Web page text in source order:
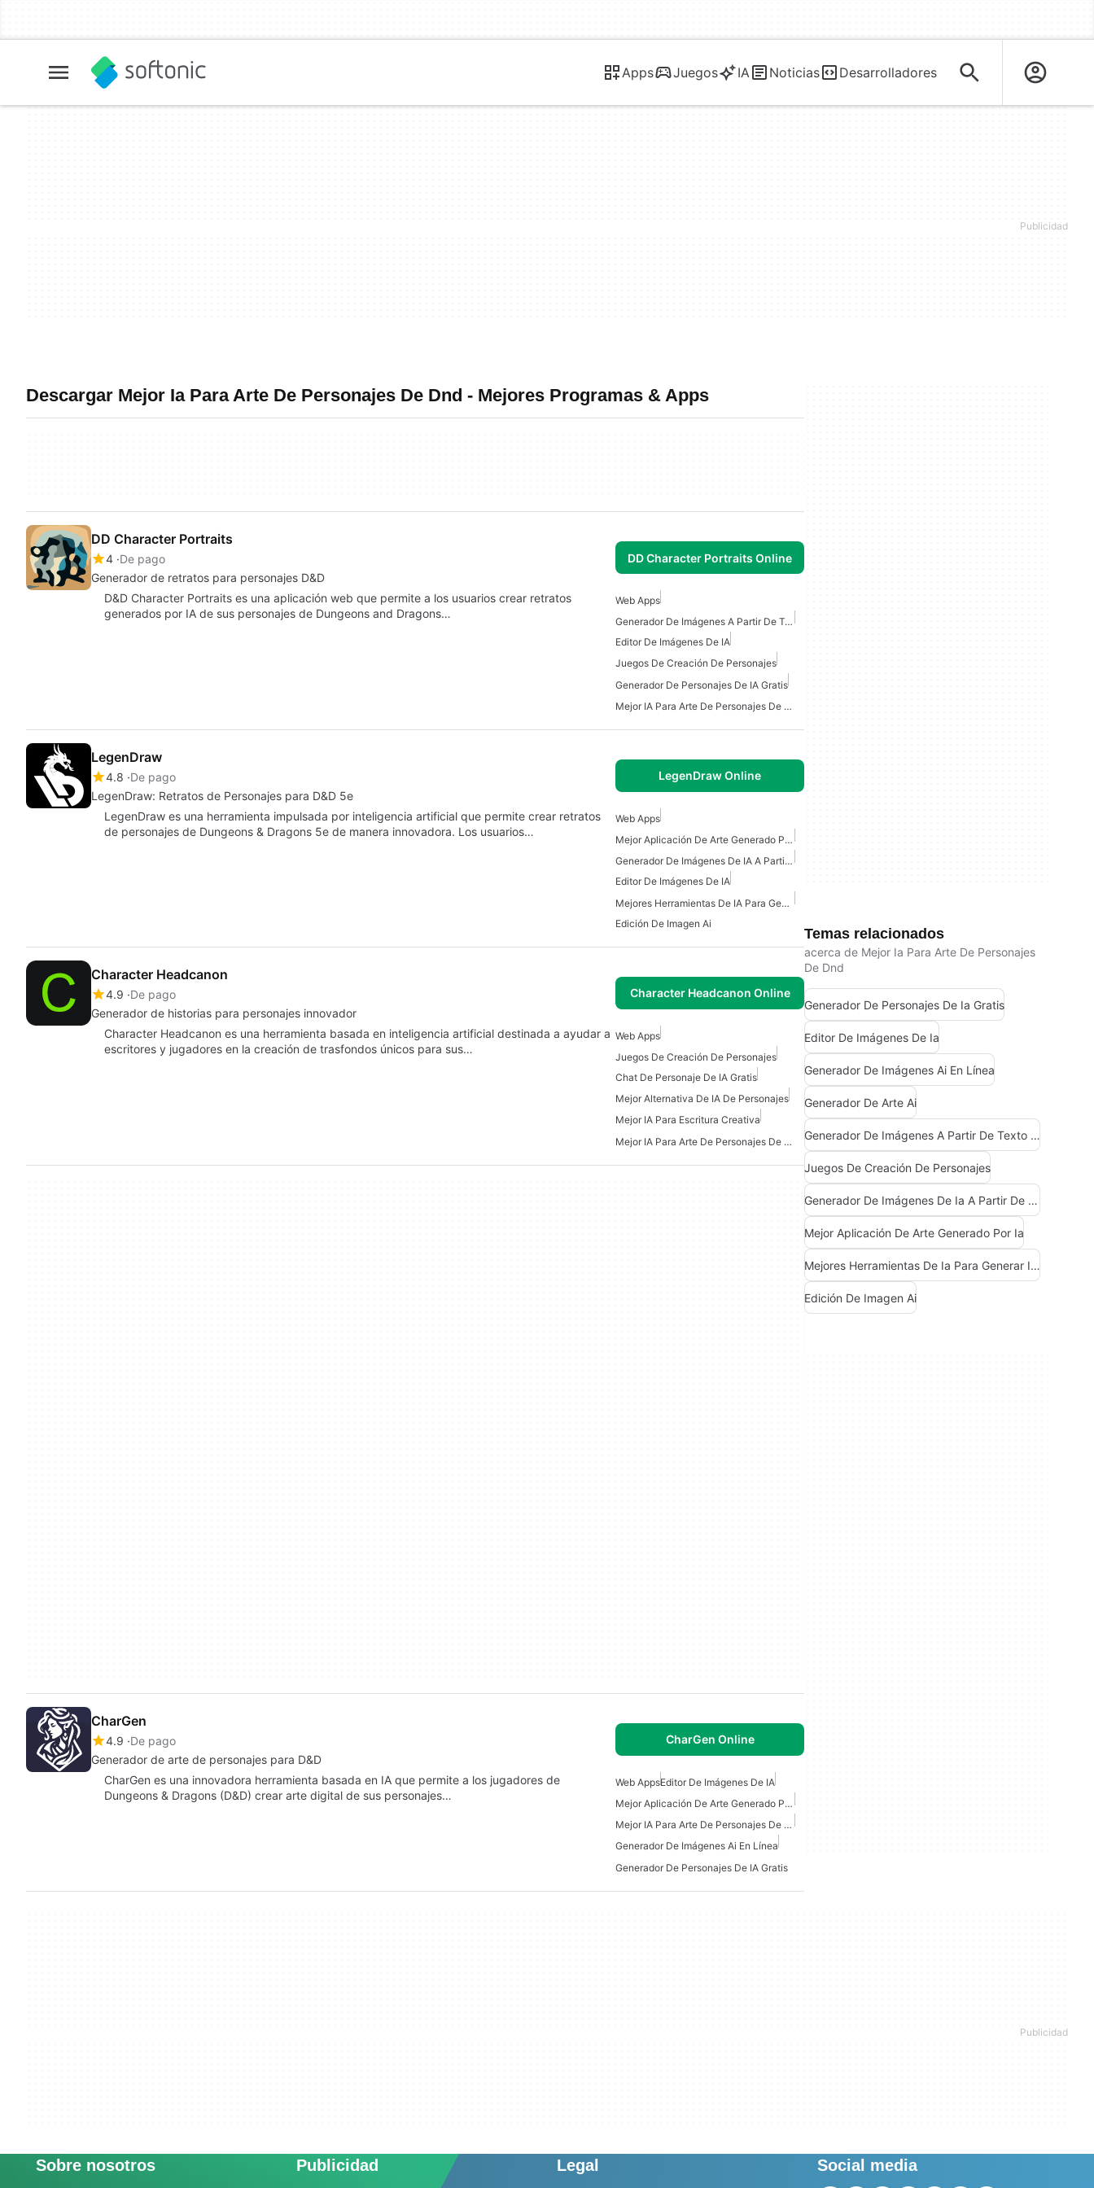
Apps Juegos IA Noticias Desarrolladores
Descargar Mejor Ia Para Arte De Personajes De Dnd - Mejores Programas & Apps
DD Character Portraits
4 De pago
Generador de retratos para personajes D&D
DD Character Portraits Online
D&D Character Portraits es una aplicación web que permite a los usuarios crear retratos
generados por IA de sus personajes de Dungeons and Dragons…
Web Apps
Generador De Imágenes A Partir De Texto De IA
Editor De Imágenes De IA
Juegos De Creación De Personajes
Generador De Personajes De IA Gratis
Mejor IA Para Arte De Personajes De DND
LegenDraw
4.8 De pago
LegenDraw: Retratos de Personajes para D&D 5e
LegenDraw Online
LegenDraw es una herramienta impulsada por inteligencia artificial que permite crear retratos
de personajes de Dungeons & Dragons 5e de manera innovadora. Los usuarios…
Web Apps
Mejor Aplicación De Arte Generado Por IA
Generador De Imágenes De IA A Partir De Texto
Editor De Imágenes De IA
Mejores Herramientas De IA Para Generar Imágenes
Edición De Imagen Ai
Character Headcanon
4.9 De pago
Generador de historias para personajes innovador
Character Headcanon Online
Character Headcanon es una herramienta basada en inteligencia artificial destinada a ayudar a
escritores y jugadores en la creación de trasfondos únicos para sus…
Web Apps
Juegos De Creación De Personajes
Chat De Personaje De IA Gratis
Mejor Alternativa De IA De Personajes
Mejor IA Para Escritura Creativa
Mejor IA Para Arte De Personajes De DND
CharGen
4.9 De pago
Generador de arte de personajes para D&D
CharGen Online
CharGen es una innovadora herramienta basada en IA que permite a los jugadores de
Dungeons & Dragons (D&D) crear arte digital de sus personajes…
Web AppsEditor De Imágenes De IA
Mejor Aplicación De Arte Generado Por IA
Mejor IA Para Arte De Personajes De DND
Generador De Imágenes Ai En Línea
Generador De Personajes De IA Gratis
Temas relacionados
acerca de Mejor Ia Para Arte De Personajes
De Dnd
Generador De Personajes De Ia Gratis
Editor De Imágenes De Ia
Generador De Imágenes Ai En Línea
Generador De Arte Ai
Generador De Imágenes A Partir De Texto De Ia
Juegos De Creación De Personajes
Generador De Imágenes De Ia A Partir De Texto
Mejor Aplicación De Arte Generado Por Ia
Mejores Herramientas De Ia Para Generar Imágenes
Edición De Imagen Ai
Sobre nosotros Publicidad Legal Social media